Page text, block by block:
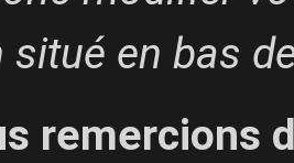
situé en bas
remercions